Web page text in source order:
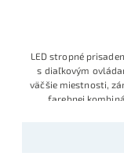
LED stropné
s diaľkovým
väčšie miestnosti,
farebnej